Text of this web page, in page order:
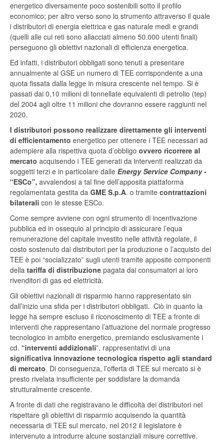
energetico diversamente poco sostenibili sotto il profilo
economico; per altro verso sono lo strumento attraverso il quale
i distributori di energia elettrica e gas naturale medi e grandi
(quelli alle cui reti sono allacciati almeno 50.000 utenti finali)
perseguono gli obiettivi nazionali di efficienza energetica.
Ed infatti, i distributori obbligati sono tenuti a presentare
annualmente al GSE un numero di TEE corrispondente a una
quota fissata dalla legge in misura crescente nel tempo. Si è
passati dai 0,10 milioni di tonnellate equivalenti di petrolio (tep)
del 2004 agli oltre 11 milioni che dovranno essere raggiunti nel
2020.
I distributori possono realizzare direttamente gli interventi
di efficientamento energetico per ottenere i TEE necessari ad
adempiere alla rispettiva quota d’obbligo ovvero ricorrere al
mercato acquisendo i TEE generati da interventi realizzati da
soggetti terzi e in particolare dalle Energy Service Company-
“ESCo”, avvalendosi a tal fine dell’apposita piattaforma
regolamentata gestita da GME S.p.A. o tramite contrattazioni
bilaterali con le stesse ESCo.
Come sempre avviene con ogni strumento di incentivazione
pubblica ed in ossequio al principio di assicurare l’equa
remunerazione del capitale investito nelle attività regolate, il
costo sostenuto dai distributori per la produzione o l’acquisto dei
TEE è poi “socializzato” sugli utenti tramite apposite componenti
della tariffa di distribuzione pagata dai consumatori ai loro
rivenditori di gas ed elettricità.
Gli obiettivi nazionali di risparmio hanno rappresentato sin
dall’inizio una sfida per i distributori obbligati. Ciò in quanto la
legge ha sempre escluso il riconoscimento di TEE a fronte di
interventi che rappresentano l’attuazione del normale progresso
tecnologico in ambito energetico, premiando esclusivamente i
cd. “interventi addizionali”, rappresentativi di una
significativa innovazione tecnologica rispetto agli standard
di mercato. Di conseguenza, l’offerta di TEE sul mercato si è
presto rivelata insufficiente per soddisfare la domanda
strutturalmente crescente.
A fronte di dati che registravano le difficoltà dei distributori nel
rispettare gli obiettivi di risparmio acquisendo la quantità
necessaria di TEE sul mercato, nel 2012 il legislatore è
intervenuto a introdurre alcune sostanziali misure correttive.